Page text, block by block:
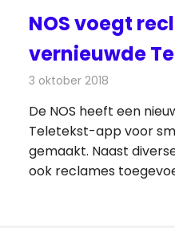
NOS voegt
vernieuwde
3 oktober 2018
De NOS heeft een
Teletekst-app voor
gemaakt. Naast
ook reclames